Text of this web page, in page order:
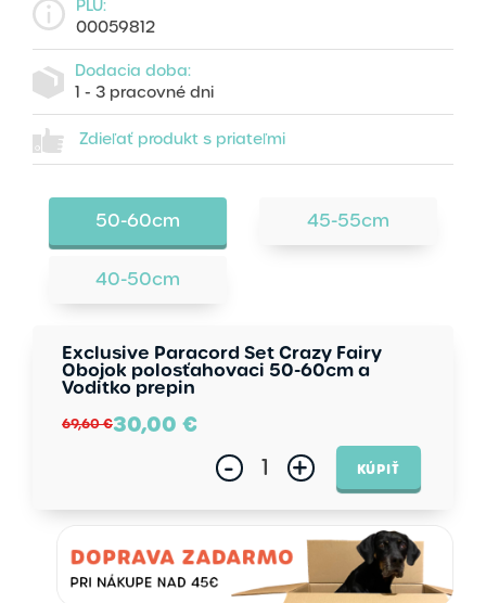
PLU:
00059812
Dodacia doba:
1 - 3 pracovné dni
Zdieľať produkt s priateľmi
50-60cm 45-55cm
40-50cm
Exclusive Paracord Set Crazy Fairy
Obojok polosťahovaci 50-60cm a
Voditko prepin
69,60 €30,00 €
- + KÚPIŤ